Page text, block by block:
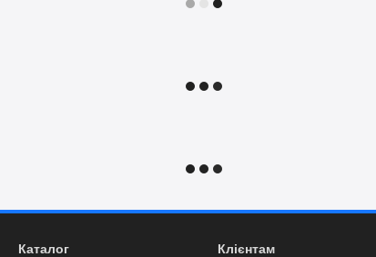
Каталог Клієнтам